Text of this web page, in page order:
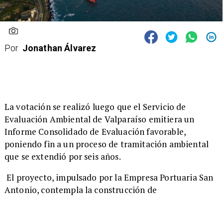
Por Jonathan Álvarez
​La votación se realizó luego que el Servicio de
Evaluación Ambiental de Valparaíso emitiera un
Informe Consolidado de Evaluación favorable,
poniendo fin a un proceso de tramitación ambiental
que se extendió por seis años.
El proyecto, impulsado por la Empresa Portuaria San
Antonio, contempla la construcción de